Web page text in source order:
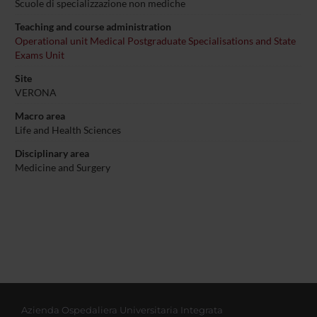
Scuole di specializzazione non mediche
Teaching and course administration
Operational unit Medical Postgraduate Specialisations and State
Exams Unit
Site
VERONA
Macro area
Life and Health Sciences
Disciplinary area
Medicine and Surgery
Azienda Ospedaliera Universitaria Integrata